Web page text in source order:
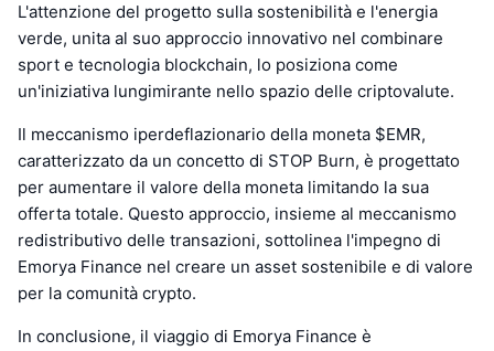
L'attenzione del progetto sulla sostenibilità e l'energia
verde, unita al suo approccio innovativo nel combinare
sport e tecnologia blockchain, lo posiziona come
un'iniziativa lungimirante nello spazio delle criptovalute.
Il meccanismo iperdeflazionario della moneta $EMR,
caratterizzato da un concetto di STOP Burn, è progettato
per aumentare il valore della moneta limitando la sua
offerta totale. Questo approccio, insieme al meccanismo
redistributivo delle transazioni, sottolinea l'impegno di
Emorya Finance nel creare un asset sostenibile e di valore
per la comunità crypto.
In conclusione, il viaggio di Emorya Finance è